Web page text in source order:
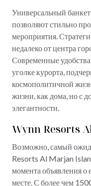
Универсальный
позволяют стильно
мероприятия.
недалеко от центра
Современные
уголке курорта,
космополитичной
жизни, как дома, но с
элегантности.
Wynn Resorts
Возможно, самый
Resorts Al Marjan
момента объявления о
месте. С более чем